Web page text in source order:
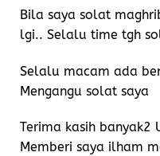
Bila saya solat
lgi.. Selalu time tgh
Selalu macam ada
Mengangu solat saya
Terima kasih banyak2
Memberi saya ilham